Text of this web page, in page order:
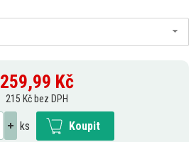
259,99 Kč
215 Kč bez DPH
ks Koupit